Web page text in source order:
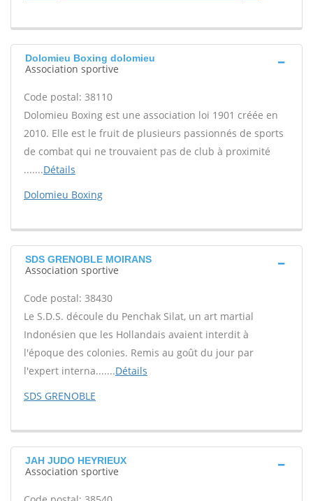
Dolomieu Boxing dolomieu
Association sportive
Code postal: 38110
Dolomieu Boxing est une association loi 1901 créée en
2010. Elle est le fruit de plusieurs passionnés de sports
de combat qui ne trouvaient pas de club à proximité
.......Détails
Dolomieu Boxing
SDS GRENOBLE MOIRANS
Association sportive
Code postal: 38430
Le S.D.S. découle du Penchak Silat, un art martial
Indonésien que les Hollandais avaient interdit à
l'époque des colonies. Remis au goût du jour par
l'expert interna.......Détails
SDS GRENOBLE
JAH JUDO HEYRIEUX
Association sportive